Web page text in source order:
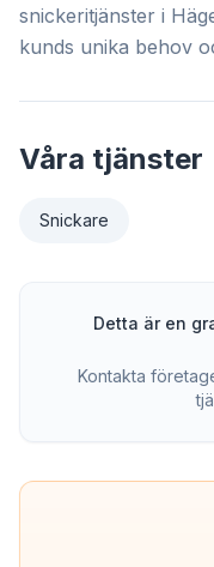
snickeritjänster i
kunds unika behov
Våra tjänster
Snickare
Detta är en
Kontakta